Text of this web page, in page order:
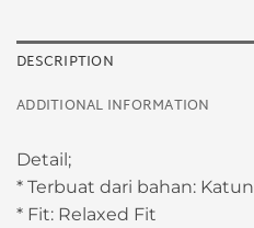
DESCRIPTION
ADDITIONAL INFORMATION
Detail;
* Terbuat dari bahan: Katun
* Fit: Relaxed Fit